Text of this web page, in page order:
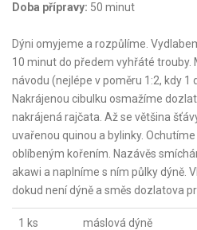
Doba přípravy: 50 minut
Dýni omyjeme a rozpůlíme.
10 minut do předem vyhřáté trouby.
návodu (nejlépe v poměru 1:2, kdy 1
Nakrájenou cibulku osmažíme
nakrájená rajčata. Až se většina
uvařenou quinou a bylinky.
oblíbeným kořením. Nazávěs
akawi a naplníme s ním půlky dýně.
dokud není dýně a směs dozlatova
1 ks máslová dýně